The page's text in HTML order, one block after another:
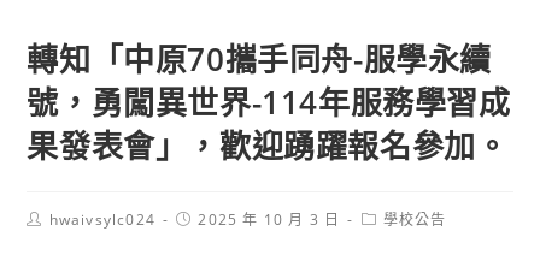
轉知「中原70攜手同舟-服學永續
號，勇闖異世界-114年服務學習成
果發表會」，歡迎踴躍報名參加。
Posthwaivsylc024
Post2025 年 10 月 3 日
Post學校公告